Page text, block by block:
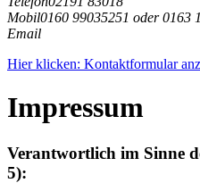
Mobil0160 99035251 oder 0163
Email
Hier klicken: Kontaktformular
Impressum
Verantwortlich im Sinne
5):